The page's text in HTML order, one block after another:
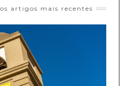
artigos mais recentes